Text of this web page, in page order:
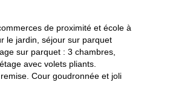
de proximité et école à
le jardin, séjour sur parquet
sur parquet : 3 chambres,
avec volets pliants.
Cour goudronnée et joli